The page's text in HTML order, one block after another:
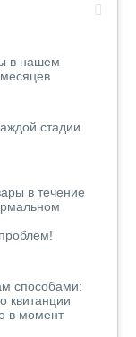
в нашем
стадии
в течение
способами:
квитанции
в момент